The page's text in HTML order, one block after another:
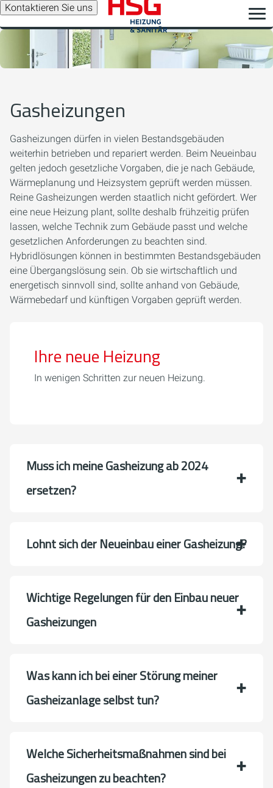
Kontaktieren Sie uns
Gasheizungen
Gasheizungen dürfen in vielen Bestandsgebäuden
weiterhin betrieben und repariert werden. Beim Neueinbau
gelten jedoch gesetzliche Vorgaben, die je nach Gebäude,
Wärmeplanung und Heizsystem geprüft werden müssen.
Reine Gasheizungen werden staatlich nicht gefördert. Wer
eine neue Heizung plant, sollte deshalb frühzeitig prüfen
lassen, welche Technik zum Gebäude passt und welche
gesetzlichen Anforderungen zu beachten sind.
Hybridlösungen können in bestimmten Bestandsgebäuden
eine Übergangslösung sein. Ob sie wirtschaftlich und
energetisch sinnvoll sind, sollte anhand von Gebäude,
Wärmebedarf und künftigen Vorgaben geprüft werden.
Ihre neue Heizung
In wenigen Schritten zur neuen Heizung.
Muss ich meine Gasheizung ab 2024
ersetzen?
Lohnt sich der Neueinbau einer Gasheizung?
Wichtige Regelungen für den Einbau neuer
Gasheizungen
Was kann ich bei einer Störung meiner
Gasheizanlage selbst tun?
Welche Sicherheitsmaßnahmen sind bei
Gasheizungen zu beachten?